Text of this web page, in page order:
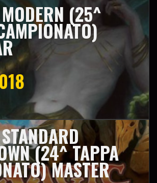
(25^
(24^ TAPPA
MASTER